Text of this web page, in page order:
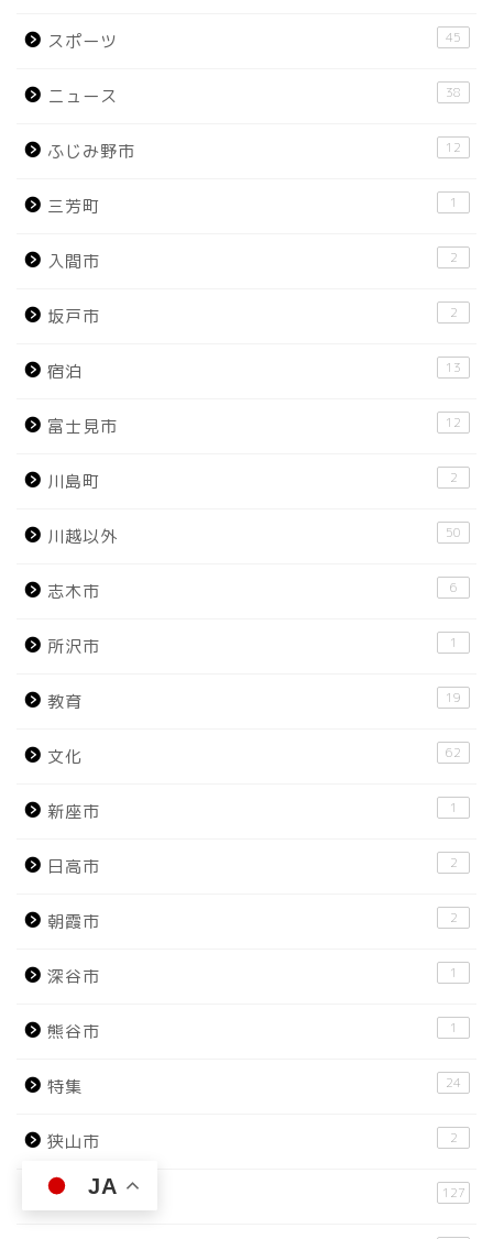
スポーツ 45
ニュース 38
ふじみ野市 12
三芳町 1
入間市 2
坂戸市 2
宿泊 13
富士見市 12
川島町 2
川越以外 50
志木市 6
所沢市 1
教育 19
文化 62
新座市 1
日高市 2
朝霞市 2
深谷市 1
熊谷市 1
特集 24
狭山市 2
現地レポート 127
JA